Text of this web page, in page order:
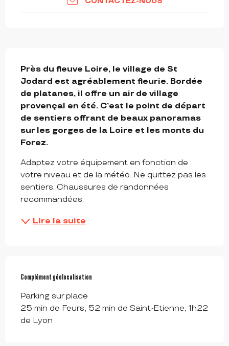
Près du fleuve Loire, le village de St
Jodard est agréablement fleurie. Bordée
de platanes, il offre un air de village
provençal en été. C’est le point de départ
de sentiers offrant de beaux panoramas
sur les gorges de la Loire et les monts du
Forez.
Adaptez votre équipement en fonction de
votre niveau et de la météo. Ne quittez pas les
sentiers. Chaussures de randonnées
recommandées.
Lire la suite
Complément géolocalisation
Complément géolocalisation
Parking sur place
25 min de Feurs, 52 min de Saint-Etienne, 1h22
de Lyon